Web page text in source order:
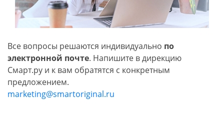
Все вопросы решаются индивидуально по
электронной почте. Напишите в дирекцию
Смарт.ру и к вам обратятся с конкретным
предложением.
marketing@smartoriginal.ru